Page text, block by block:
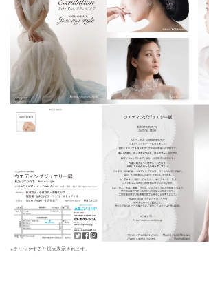
※クリックすると拡大表示されます。